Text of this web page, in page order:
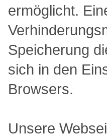
ermöglicht.
Speicherung
sich in den
Browsers.
Unsere